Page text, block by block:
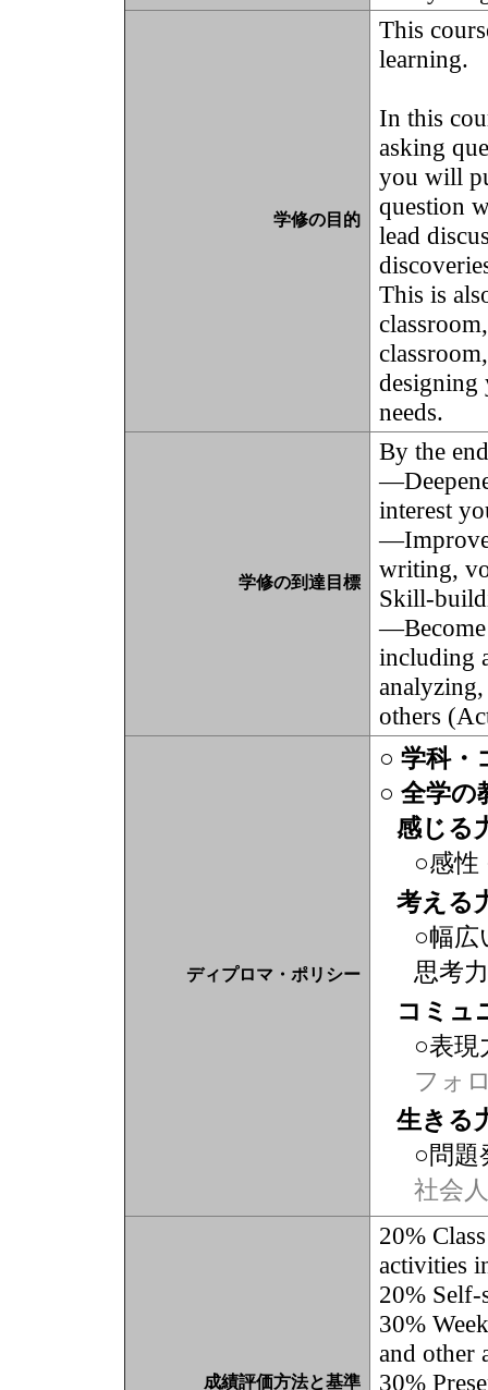
学修の目的
This
learning.
In this
asking
you will
question
lead
This is
designing
needs.
学修の到達目標
By the
interest
writing,
Skill-
—Become
including
others
ディプロマ・ポリシー
○ 学科・
○ 全学の
感じる
○感性
考える
○幅広
思考力
コミュ
○表現
フォ
生きる
○問題
社会
成績評価方法と基準
20%
activities
20% Self-
30%
and other
30%